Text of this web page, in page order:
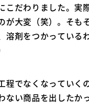
こだわりました。実
が大変（笑）。そも
溶剤をつかっている
程でなくなっていく
ない商品を出したか